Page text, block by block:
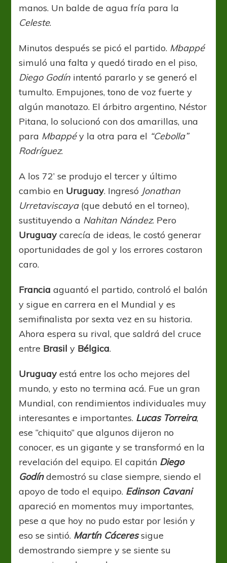
manos. Un balde de agua fría para la
Celeste.
Minutos después se picó el partido. Mbappé
simuló una falta y quedó tirado en el piso,
Diego Godín intentó pararlo y se generó el
tumulto. Empujones, tono de voz fuerte y
algún manotazo. El árbitro argentino, Néstor
Pitana, lo solucionó con dos amarillas, una
para Mbappéy la otra para el “Cebolla”
Rodríguez.
A los 72’ se produjo el tercer y último
cambio en Uruguay. Ingresó Jonathan
Urretaviscaya(que debutó en el torneo),
sustituyendo a Nahitan Nández. Pero
Uruguay carecía de ideas, le costó generar
oportunidades de gol y los errores costaron
caro.
Francia aguantó el partido, controló el balón
y sigue en carrera en el Mundial y es
semifinalista por sexta vez en su historia.
Ahora espera su rival, que saldrá del cruce
entre Brasil y Bélgica.
Uruguay está entre los ocho mejores del
mundo, y esto no termina acá. Fue un gran
Mundial, con rendimientos individuales muy
interesantes e importantes. Lucas Torreira,
ese “chiquito” que algunos dijeron no
conocer, es un gigante y se transformó en la
revelación del equipo. El capitán Diego
Godíndemostró su clase siempre, siendo el
apoyo de todo el equipo. Edinson Cavani
apareció en momentos muy importantes,
pese a que hoy no pudo estar por lesión y
eso se sintió. Martín Cáceressigue
demostrando siempre y se siente su